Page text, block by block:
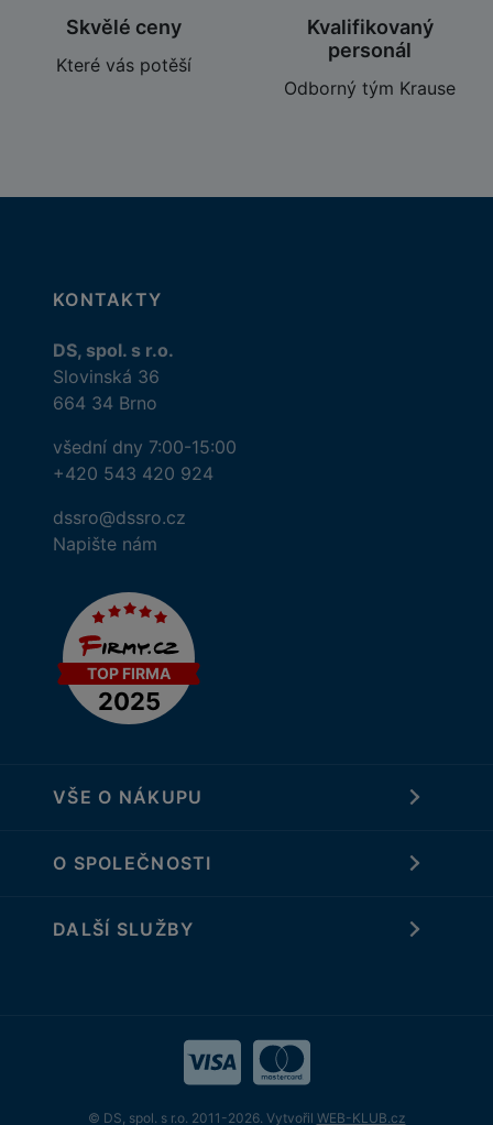
Skvělé ceny
Které vás potěší
Kvalifikovaný
personál
Odborný tým Krause
KONTAKTY
DS, spol. s r.o.
Slovinská 36
664 34 Brno
všední dny 7:00-15:00
+420 543 420 924
dssro@dssro.cz
Napište nám
VŠE O NÁKUPU
O SPOLEČNOSTI
DALŠÍ SLUŽBY
© DS, spol. s r.o. 2011-2026. Vytvořil WEB-KLUB.cz